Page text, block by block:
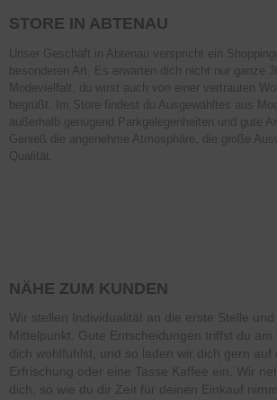
STORE IN ABTENAU
Unser Geschäft in Abtenau verspricht ein
besonderen Art. Es erwarten dich nicht nur ganze
Modevielfalt, du wirst auch von einer vertrauten
begrüßt. Im Store findest du Ausgewähltes aus
außerhalb genügend Parkgelegenheiten und gute
Genieß die angenehme Atmosphäre, die große
Qualität.
NÄHE ZUM KUNDEN
Wir stellen Individualität an die erste Stelle und
Mittelpunkt. Gute Entscheidungen triffst du am
dich wohlfühlst, und so laden wir dich gern auf
Erfrischung oder eine Tasse Kaffee ein. Wir
dich, so wie du dir Zeit für deinen Einkauf